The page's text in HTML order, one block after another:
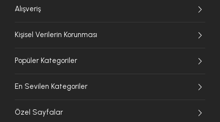
Alışveriş
Kişisel Verilerin Korunması
Popüler Kategoriler
En Sevilen Kategoriler
Özel Sayfalar